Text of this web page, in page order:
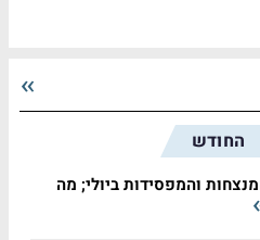
החודש
והמפסידות ביולי; מה